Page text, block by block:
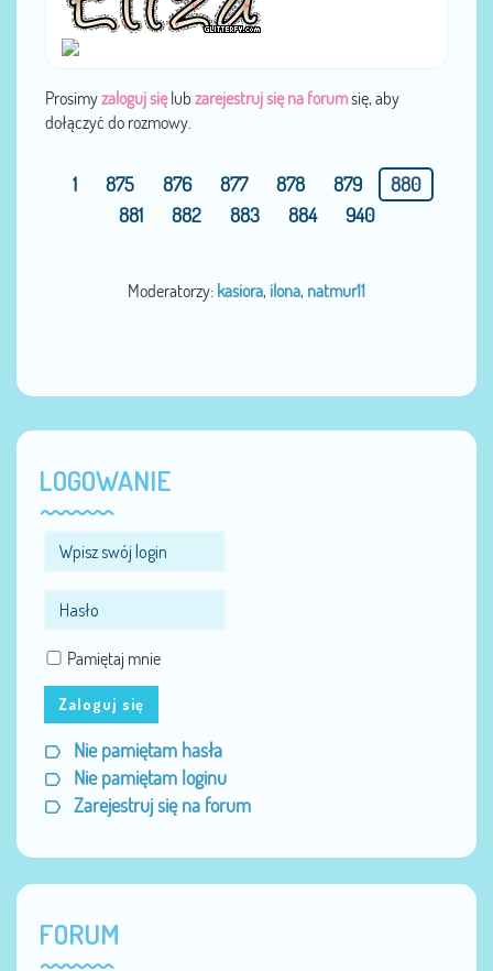
Prosimyzaloguj sięlub zarejestruj się na forumsię, aby
dołączyć do rozmowy.
1 875 876 877 878 879
880
881
882 883 884 940
Moderatorzy: kasiora, ilona, natmur11
LOGOWANIE
Pamiętaj mnie
Zaloguj się
Nie pamiętam hasła
Nie pamiętam loginu
Zarejestruj się na forum
FORUM